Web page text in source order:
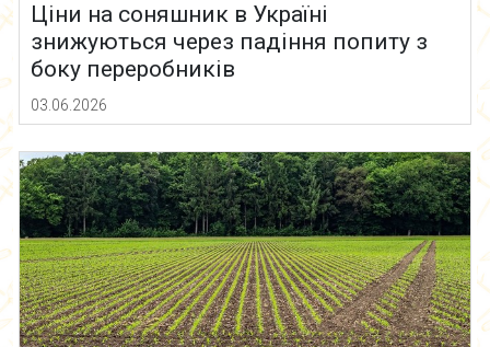
Ціни на соняшник в Україні
знижуються через падіння попиту з
боку переробників
03.06.2026